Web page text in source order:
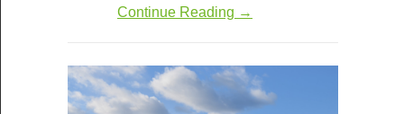
Continue Reading →